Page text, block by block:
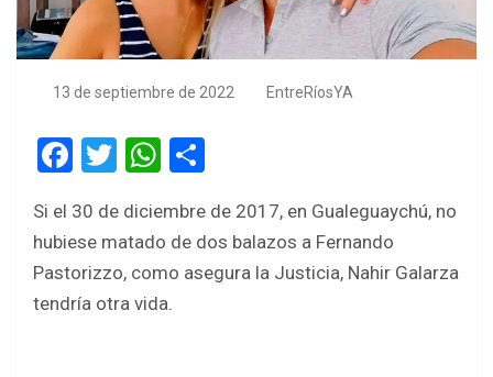
13 de septiembre de 2022 EntreRíosYA
F
ce
b
o
T
tt
er
W
at
s
A
ar
e
Si el 30 de diciembre de 2017, en Gualeguaychú, no
hubiese matado de dos balazos a Fernando
Pastorizzo, como asegura la Justicia, Nahir Galarza
tendría otra vida.